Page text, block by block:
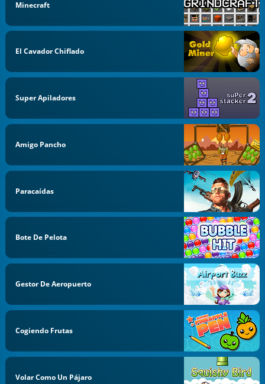
Minecraft
El Cavador Chiflado
Super Apiladores
Amigo Pancho
Paracaídas
Bote De Pelota
Gestor De Aeropuerto
Cogiendo Frutas
Volar Como Un Pájaro